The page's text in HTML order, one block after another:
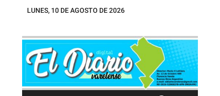
LUNES, 10 DE AGOSTO DE 2026